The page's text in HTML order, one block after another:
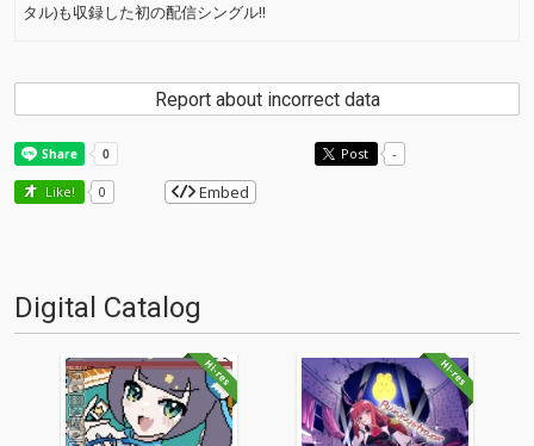
タル)も収録した初の配信シングル!!
Report about incorrect data
Post -
Like! 0 Embed
Digital Catalog